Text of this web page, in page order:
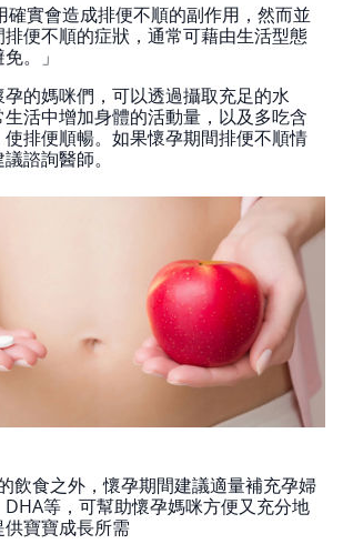
確實會造成排便不順的副作用，然而並
便不順的症狀，通常可藉由生活型態
。」
的媽咪們，可以透過攝取充足的水
活中增加身體的活動量，以及多吃含
排便順暢。如果懷孕期間排便不順情
諮詢醫師。
飲食之外，懷孕期間建議適量補充孕婦
等，可幫助懷孕媽咪方便又充分地
寶寶成長所需